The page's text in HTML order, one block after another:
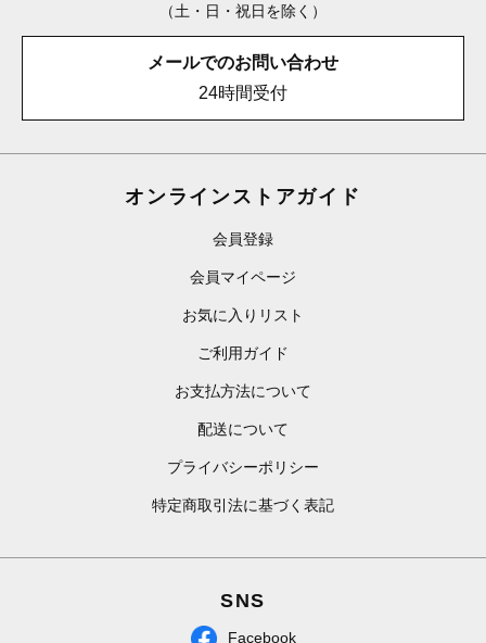
（土・日・祝日を除く）
メールでのお問い合わせ
24時間受付
オンラインストアガイド
会員登録
会員マイページ
お気に入りリスト
ご利用ガイド
お支払方法について
配送について
プライバシーポリシー
特定商取引法に基づく表記
SNS
Facebook